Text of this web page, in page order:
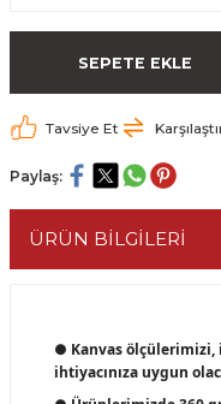
SEPETE EKLE
Tavsiye Et
Paylaş:
ÜRÜN BİLGİLERİ
● Kanvas ölçülerimizi,
ihtiyacınıza uygun